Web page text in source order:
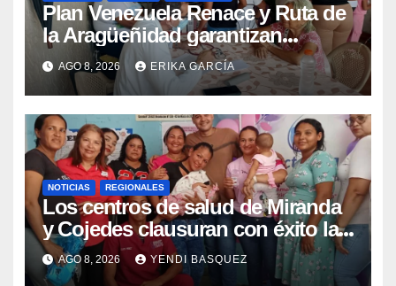
Plan Venezuela Renace y Ruta de
la Aragüeñidad garantizan
atención médica integral en
Aragua
AGO 8, 2026 ERIKA GARCÍA
NOTICIAS REGIONALES
Los centros de salud de Miranda
y Cojedes clausuran con éxito la
Semana Mundial de la Lactancia
Materna
AGO 8, 2026 YENDI BASQUEZ